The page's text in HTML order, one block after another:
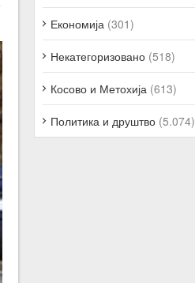
Економија (301)
Некатегоризовано (518)
Косово и Метохија (613)
Политика и друштво (5.074)